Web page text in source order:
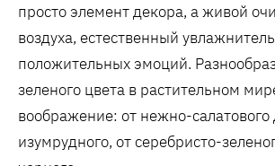
просто элемент декора, а живой
воздуха, естественный
положительных эмоций.
зеленого цвета в растительном
воображение: от нежно-салатового
изумрудного, от серебристо-